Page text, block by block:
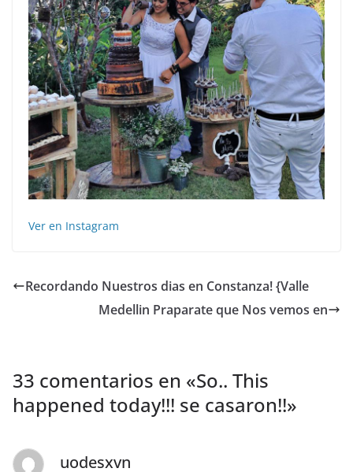
Ver en Instagram
Recordando Nuestros dias en Constanza! {Valle
Medellin Praparate que Nos vemos en
33 comentarios en «So.. This
happened today!!! se casaron!!»
uodesxvn